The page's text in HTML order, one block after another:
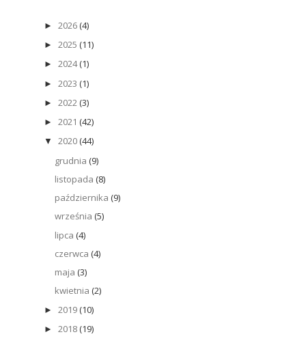
► 2026 (4)
► 2025 (11)
► 2024 (1)
► 2023 (1)
► 2022 (3)
► 2021 (42)
▼ 2020 (44)
grudnia (9)
listopada (8)
października (9)
września (5)
lipca (4)
czerwca (4)
maja (3)
kwietnia (2)
► 2019 (10)
► 2018 (19)